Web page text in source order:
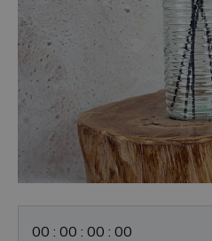
00 : 00 : 00 : 00